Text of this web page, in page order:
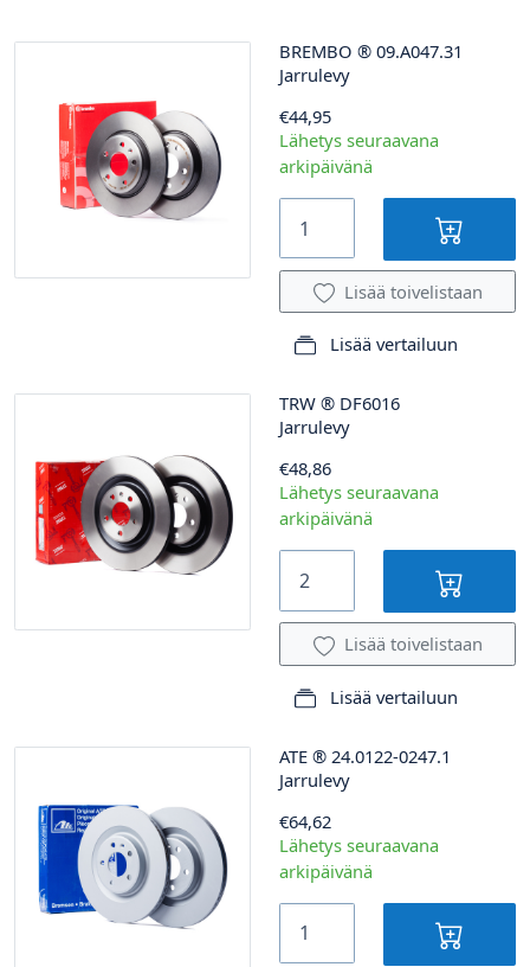
BREMBO ® 09.A047.31
Jarrulevy
€44,95
Lähetys seuraavana
arkipäivänä
Lisää toivelistaan
Lisää vertailuun
TRW ® DF6016
Jarrulevy
€48,86
Lähetys seuraavana
arkipäivänä
Lisää toivelistaan
Lisää vertailuun
ATE ® 24.0122-0247.1
Jarrulevy
€64,62
Lähetys seuraavana
arkipäivänä